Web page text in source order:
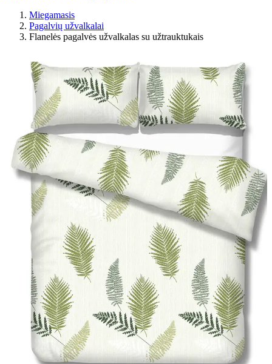
Miegamasis
Pagalvių užvalkalai
Flanelės pagalvės užvalkalas su užtrauktukais